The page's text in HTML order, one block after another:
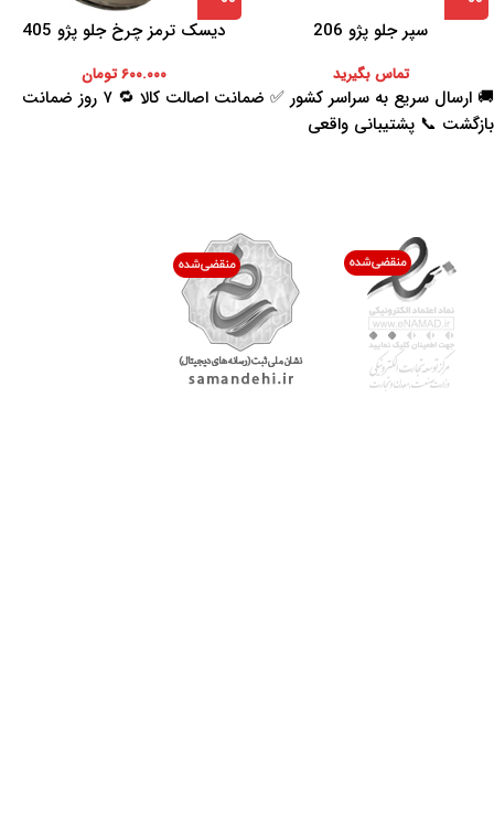
سپر جلو پژو 206
تماس بگیرید
دیسک ترمز چرخ جلو پژو 405
۶۰۰.۰۰۰ تومان
🚚 ارسال سریع به سراسر کشور ✅ ضمانت اصالت کالا 🔁 ۷ روز ضمانت
بازگشت 📞 پشتیبانی واقعی